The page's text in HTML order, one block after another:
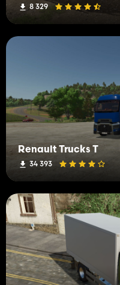
8 329
Renault Trucks T
34 393